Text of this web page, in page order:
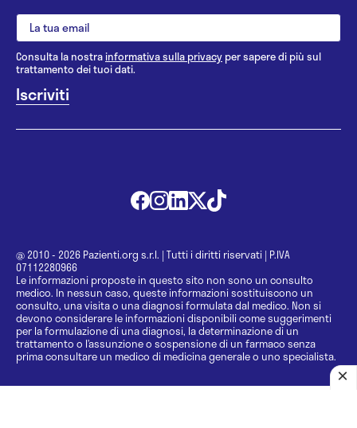
Consulta la nostrainformativa sulla privacy per sapere di più sul
trattamento dei tuoi dati.
@ 2010 - 2026 Pazienti.org s.r.l. | Tutti i diritti riservati | P.IVA
07112280966
Le informazioni proposte in questo sito non sono un consulto
medico. In nessun caso, queste informazioni sostituiscono un
consulto, una visita o una diagnosi formulata dal medico. Non si
devono considerare le informazioni disponibili come suggerimenti
per la formulazione di una diagnosi, la determinazione di un
trattamento o l’assunzione o sospensione di un farmaco senza
prima consultare un medico di medicina generale o uno specialista.